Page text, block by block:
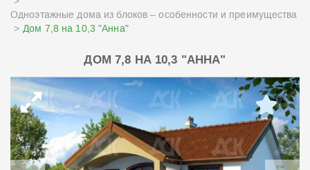
Одноэтажные дома из блоков – особенности и преимущества
Дом 7,8 на 10,3 "Анна"
ДОМ 7,8 НА 10,3 "АННА"